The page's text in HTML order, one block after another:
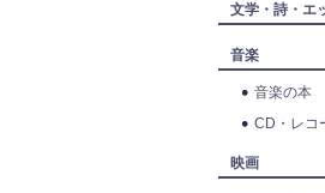
文学・詩・エ
音楽
音楽の本
CD・レコ
映画